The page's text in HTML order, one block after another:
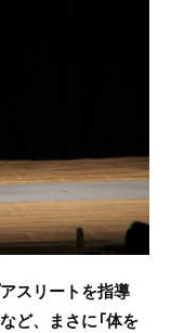
スリートを指導
ど、まさに「体を